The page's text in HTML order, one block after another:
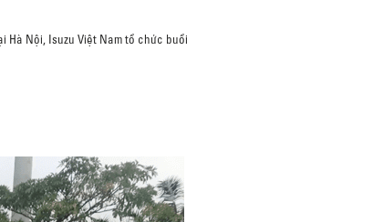
Hà Nội, Isuzu Việt Nam tổ chức buổi